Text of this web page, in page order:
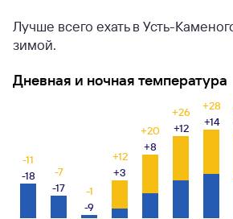
Лучше всего ехать в Усть-
зимой.
Дневная и ночная температура
-11
-18
-7
-17
-1
-9
+12
+3
+20
+8
+26
+12
+28
+14